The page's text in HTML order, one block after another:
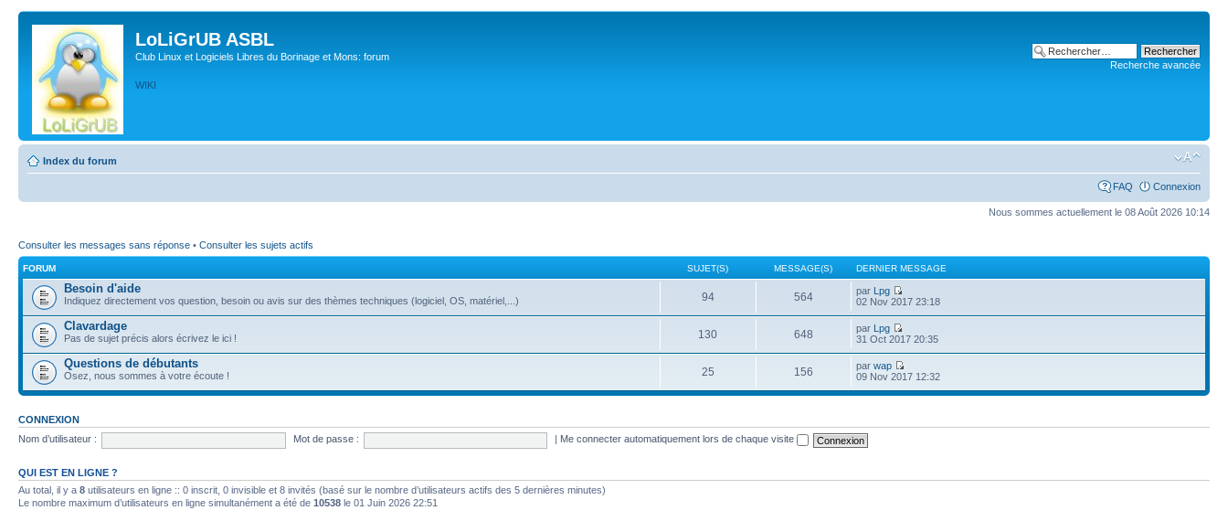
LoLiGrUB ASBL
Club Linux et Logiciels Libres du Borinage et Mons: forum
WIKI
Recherche avancée
Index du forum
FAQ Connexion
Nous sommes actuellement le 08 Août 2026 10:14
Consulter les messages sans réponse • Consulter les sujets actifs
FORUM SUJET(S) MESSAGE(S) DERNIER MESSAGE
Besoin d'aide
Indiquez directement vos question, besoin ou avis sur des thèmes techniques (logiciel, OS, matériel,...) 94 564 par Lpg
02 Nov 2017 23:18
Clavardage
Pas de sujet précis alors écrivez le ici ! 130 648 par Lpg
31 Oct 2017 20:35
Questions de débutants
Osez, nous sommes à votre écoute ! 25 156 parwap
09 Nov 2017 12:32
CONNEXION
Nom d’utilisateur :
Mot de passe : Me connecter automatiquement lors de chaque visite
QUI EST EN LIGNE ?
Au total, il y a 8 utilisateurs en ligne :: 0 inscrit, 0 invisible et 8 invités (basé sur le nombre d’utilisateurs actifs des 5 dernières minutes)
Le nombre maximum d’utilisateurs en ligne simultanément a été de 10538 le 01 Juin 2026 22:51